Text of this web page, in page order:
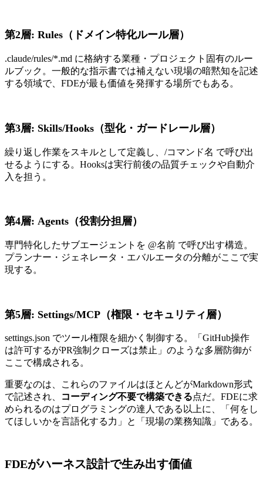
第2層: Rules（ドメイン特化ルール層）
.claude/rules/*.md に格納する業種・プロジェクト固有のルー
ルブック。一般的な指示書では補えない現場の暗黙知を記述
する領域で、FDEが最も価値を発揮する場所でもある。
第3層: Skills/Hooks（型化・ガードレール層）
繰り返し作業をスキルとして定義し、/コマンド名 で呼び出
せるようにする。Hooksは実行前後の品質チェックや自動介
入を担う。
第4層: Agents（役割分担層）
専門特化したサブエージェントを @名前 で呼び出す構造。
プランナー・ジェネレータ・エバルエータの分離がここで実
現する。
第5層: Settings/MCP（権限・セキュリティ層）
settings.json でツール権限を細かく制御する。「GitHub操作
は許可するがPR強制クローズは禁止」のような多層防御が
ここで構成される。
重要なのは、これらのファイルはほとんどがMarkdown形式
で記述され、
コーディング不要で構築できる点だ。FDEに求
められるのはプログラミングの達人である以上に、「何をし
てほしいかを言語化する力」と「現場の業務知識」である。
FDEがハーネス設計で生み出す価値